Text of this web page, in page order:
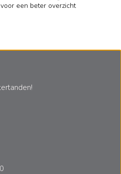
een beter overzicht